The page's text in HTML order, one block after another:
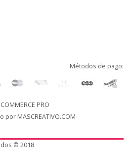
Métodos de pago:
PRO
por MASCREATIVO.COM
© 2018